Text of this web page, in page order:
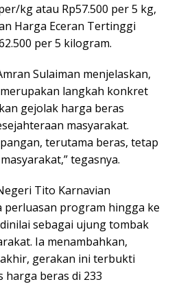
kg atau Rp57.500 per 5 kg,
Harga Eceran Tertinggi
per 5 kilogram.
Sulaiman menjelaskan,
langkah konkret
gejolak harga beras
masyarakat.
terutama beras, tetap
tegasnya.
Tito Karnavian
perluasan program hingga ke
sebagai ujung tombak
Ia menambahkan,
gerakan ini terbukti
beras di 233